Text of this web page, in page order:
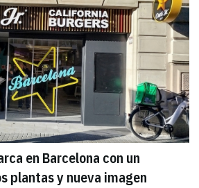
en Barcelona con un
plantas y nueva imagen